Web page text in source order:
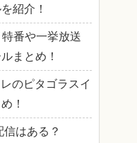
紹介！
番や一挙放送
まとめ！
のピタゴラスイ
！
はある？